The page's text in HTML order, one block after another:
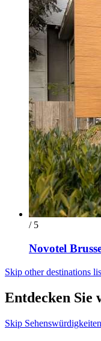
/ 5
Novotel
Skip other destinations
Entdecken Sie
Skip